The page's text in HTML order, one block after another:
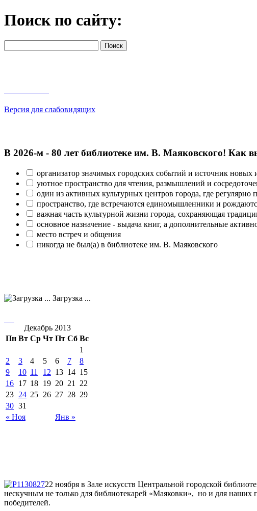
Поиск по сайту:
Версия для слабовидящих
В 2026‑м - 80 лет библиотеке им. В. Маяковского! Как
организатор значимых городских событий и источник новых
уютное пространство для чтения, размышлений и
один из активных культурных центров города, где регулярно
пространство, где встречаются единомышленники и
важная часть культурной жизни города, сохраняющая
основное назначение - выдача книг, а дополнительные
место встреч и общения
никогда не был(а) в библиотеке им. В. Маяковского
Загрузка ...
Декабрь 2013
Пн Вт Ср Чт Пт Сб Вс
« Ноя Янв »
1
2
3 4 5 6 7
8
9
10 11 12 13 14 15
16 17 18 19 20 21
22
23 24 25 26 27 28 29
30 31
22 ноября в Зале искусств Центральной городской
нескучным не только для библиотекарей «Маяковки», но и для наших
победителей.